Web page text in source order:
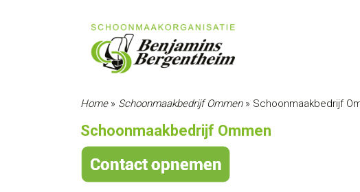
Home» Schoonmaakbedrijf Ommen» Schoonmaakbedrijf
Schoonmaakbedrijf Ommen